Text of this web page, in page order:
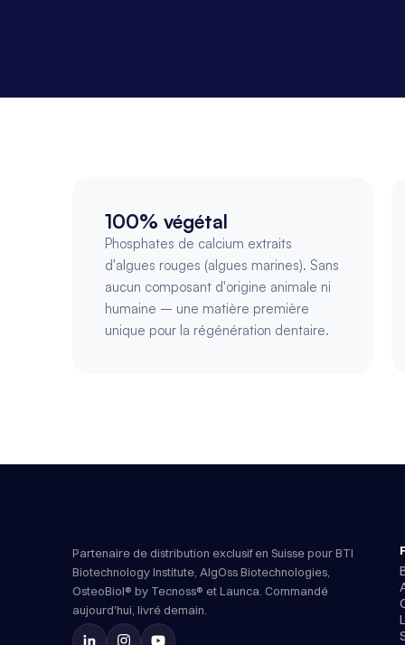
100% végétal
Phosphates de calcium extraits
d'algues rouges (algues marines). Sans
aucun composant d'origine animale ni
humaine – une matière première
unique pour la régénération dentaire.
Partenaire de distribution exclusif en Suisse pour BTI
Biotechnology Institute, AlgOss Biotechnologies,
OsteoBiol® by Tecnoss® et Launca. Commandé
aujourd'hui, livré demain.